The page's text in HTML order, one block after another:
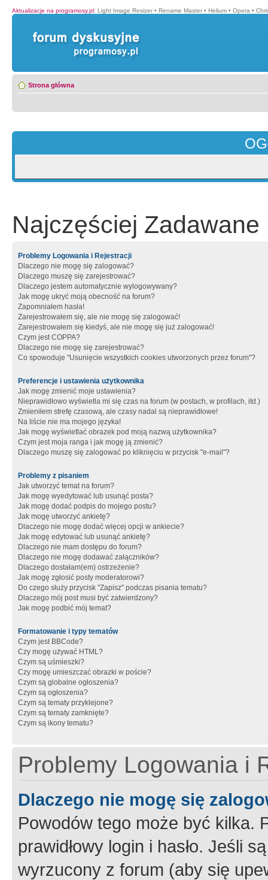
Aktualizacje na programosy.pl: Light Image Resizer • Rename Master • Helium • Opera •
Strona główna
Najczęściej Zadawane
Problemy Logowania i Rejestracji
Dlaczego nie mogę się zalogować?
Dlaczego muszę się zarejestrować?
Dlaczego jestem automatycznie wylogowywany?
Jak mogę ukryć moją obecność na forum?
Zapomniałem hasła!
Zarejestrowałem się, ale nie mogę się zalogować!
Zarejestrowałem się kiedyś, ale nie mogę się już zalogować!
Czym jest COPPA?
Dlaczego nie mogę się zarejestrować?
Co spowoduje "Usunięcie wszystkich cookies utworzonych przez forum"?
Preferencje i ustawienia użytkownika
Jak mogę zmienić moje ustawienia?
Nieprawidłowo wyświetla mi się czas na forum (w postach, w profilach, itd.)
Zmieniłem strefę czasową, ale czasy nadal są nieprawidłowe!
Na liście nie ma mojego języka!
Jak mogę wyświetlać obrazek pod moją nazwą użytkownika?
Czym jest moja ranga i jak mogę ją zmienić?
Dlaczego muszę się zalogować po kliknięciu w przycisk "e-mail"?
Problemy z pisaniem
Jak utworzyć temat na forum?
Jak mogę wyedytować lub usunąć posta?
Jak mogę dodać podpis do mojego postu?
Jak mogę utworzyć ankietę?
Dlaczego nie mogę dodać więcej opcji w ankiecie?
Jak mogę edytować lub usunąć ankietę?
Dlaczego nie mam dostępu do forum?
Dlaczego nie mogę dodawać załączników?
Dlaczego dostałam(em) ostrzeżenie?
Jak mogę zgłosić posty moderatorowi?
Do czego służy przycisk "Zapisz" podczas pisania tematu?
Dlaczego mój post musi być zatwierdzony?
Jak mogę podbić mój temat?
Formatowanie i typy tematów
Czym jest BBCode?
Czy mogę używać HTML?
Czym są uśmieszki?
Czy mogę umieszczać obrazki w poście?
Czym są globalne ogłoszenia?
Czym są ogłoszenia?
Czym są tematy przyklejone?
Czym są tematy zamknięte?
Czym są ikony tematu?
Problemy Logowania i
Dlaczego nie mogę się
Powodów tego może być kilka.
prawidłowy login i hasło. Jeśli
wyrzucony z forum (aby się